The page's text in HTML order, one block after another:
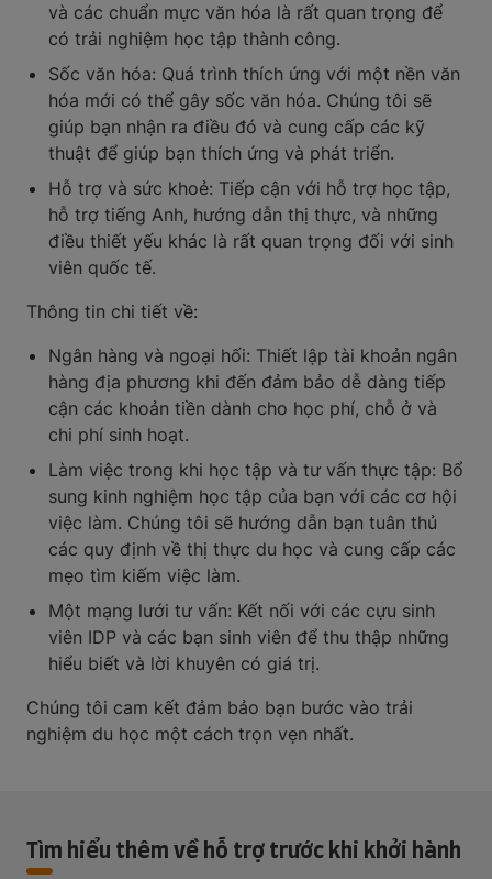
và các chuẩn mực văn hóa là rất quan trọng để
có trải nghiệm học tập thành công.
Sốc văn hóa: Quá trình thích ứng với một nền văn
hóa mới có thể gây sốc văn hóa. Chúng tôi sẽ
giúp bạn nhận ra điều đó và cung cấp các kỹ
thuật để giúp bạn thích ứng và phát triển.
Hỗ trợ và sức khoẻ: Tiếp cận với hỗ trợ học tập,
hỗ trợ tiếng Anh, hướng dẫn thị thực, và những
điều thiết yếu khác là rất quan trọng đối với sinh
viên quốc tế.
Thông tin chi tiết về:
Ngân hàng và ngoại hối: Thiết lập tài khoản ngân
hàng địa phương khi đến đảm bảo dễ dàng tiếp
cận các khoản tiền dành cho học phí, chỗ ở và
chi phí sinh hoạt.
Làm việc trong khi học tập và tư vấn thực tập: Bổ
sung kinh nghiệm học tập của bạn với các cơ hội
việc làm. Chúng tôi sẽ hướng dẫn bạn tuân thủ
các quy định về thị thực du học và cung cấp các
mẹo tìm kiếm việc làm.
Một mạng lưới tư vấn: Kết nối với các cựu sinh
viên IDP và các bạn sinh viên để thu thập những
hiểu biết và lời khuyên có giá trị.
Chúng tôi cam kết đảm bảo bạn bước vào trải
nghiệm du học một cách trọn vẹn nhất.
Tìm hiểu thêm về hỗ trợ trước khi khởi hành